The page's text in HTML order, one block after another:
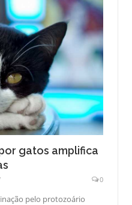
gatos amplifica
0
pelo protozoário